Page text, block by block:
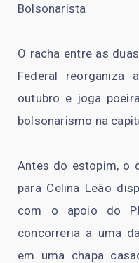
Bolsonarista
O racha entre as
Federal
outubro e joga
bolsonarismo na
Antes do estopim, o
para Celina Leão
com o apoio do
concorreria a uma
em uma chapa